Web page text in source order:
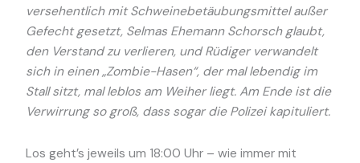
versehentlich mit Schweinebetäubungsmittel außer
Gefecht gesetzt, Selmas Ehemann Schorsch glaubt,
den Verstand zu verlieren, und Rüdiger verwandelt
sich in einen „Zombie-Hasen“, der mal lebendig im
Stall sitzt, mal leblos am Weiher liegt. Am Ende ist die
Verwirrung so groß, dass sogar die Polizei kapituliert.
Los geht’s jeweils um 18:00 Uhr – wie immer mit